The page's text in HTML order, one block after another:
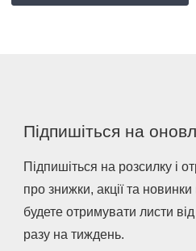
Підпишіться на
Підпишіться на розсилку і
про знижки, акції та
будете отримувати листи
разу на тиждень.